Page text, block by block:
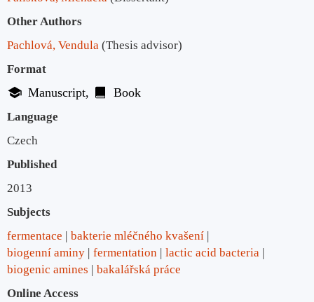
Other Authors
Pachlová, Vendula (Thesis advisor)
Format
Manuscript Book
Language
Czech
Published
2013
Subjects
fermentace
bakterie mléčného kvašení
biogenní aminy
fermentation
lactic acid bacteria
biogenic amines
bakalářská práce
Online Access